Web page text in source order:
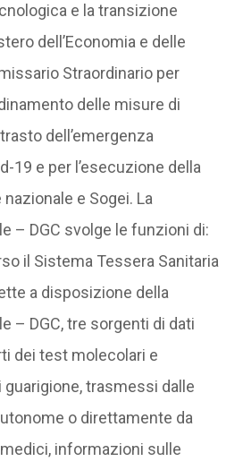
e la transizione
dell’Economia e delle
Straordinario per
delle misure di
dell’emergenza
19 e per l’esecuzione della
e Sogei. La
– DGC svolge le funzioni di:
il Sistema Tessera Sanitaria
a disposizione della
– DGC, tre sorgenti di dati
dei test molecolari e
trasmessi dalle
o direttamente da
informazioni sulle